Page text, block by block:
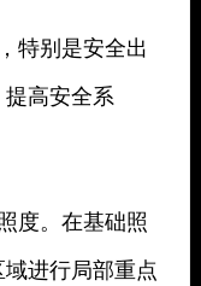
特别是安全出
高安全系
度。在基础照
进行局部重点